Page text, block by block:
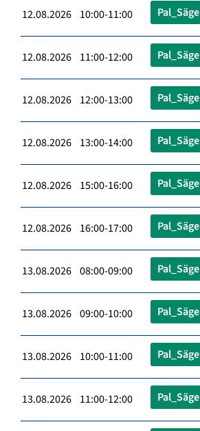
12.08.2026 10:00-11:00 Pal_Säge
12.08.2026 11:00-12:00 Pal_Säge
12.08.2026 12:00-13:00 Pal_Säge
12.08.2026 13:00-14:00 Pal_Säge
12.08.2026 15:00-16:00 Pal_Säge
12.08.2026 16:00-17:00 Pal_Säge
13.08.2026 08:00-09:00 Pal_Säge
13.08.2026 09:00-10:00 Pal_Säge
13.08.2026 10:00-11:00 Pal_Säge
13.08.2026 11:00-12:00 Pal_Säge